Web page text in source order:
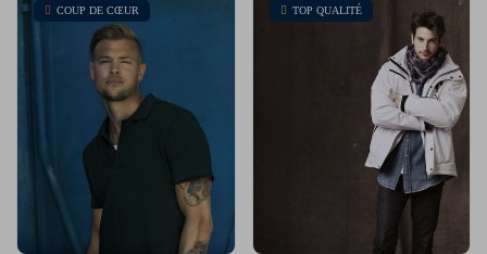
COUP DE CŒUR TOP QUALITÉ